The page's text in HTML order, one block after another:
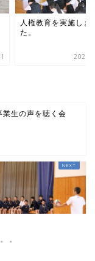
【修学旅行-
Tokyo&Osaka】1日
2019-
生の声を聴く会